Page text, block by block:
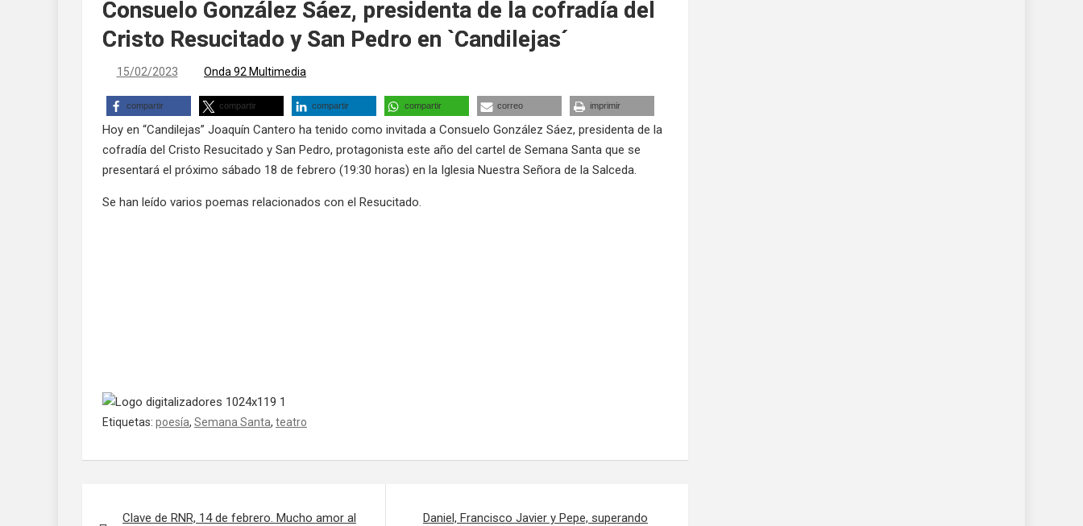
Consuelo González Sáez, presidenta de la cofradía del
Cristo Resucitado y San Pedro en `Candilejas´
15/02/2023 Onda 92 Multimedia
compartir compartir compartir compartir correo imprimir
Hoy en “Candilejas” Joaquín Cantero ha tenido como invitada a Consuelo González Sáez, presidenta de la
cofradía del Cristo Resucitado y San Pedro, protagonista este año del cartel de Semana Santa que se
presentará el próximo sábado 18 de febrero (19:30 horas) en la Iglesia Nuestra Señora de la Salceda.
Se han leído varios poemas relacionados con el Resucitado.
Etiquetas: poesía, Semana Santa, teatro
Clave de RNR, 14 de febrero. Mucho amor al
Daniel, Francisco Javier y Pepe, superando